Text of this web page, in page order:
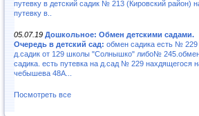
путевку в детский садик № 213 (Кировский район)
путевку в..
05.07.19 Дошкольное: Обмен детскими садами.
Очередь в детский сад: обмен садика есть № 229
д.садик от 129 школы "Солнышко" либо№
садика. есть путевка на д.сад № 229 нахдящегося
чебышева 48А...
Посмотреть все